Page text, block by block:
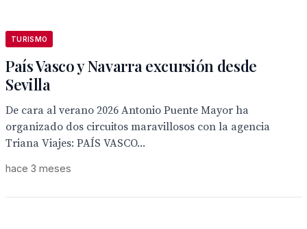
TURISMO
País Vasco y Navarra excursión desde
Sevilla
De cara al verano 2026 Antonio Puente Mayor ha
organizado dos circuitos maravillosos con la agencia
Triana Viajes: PAÍS VASCO...
hace 3 meses